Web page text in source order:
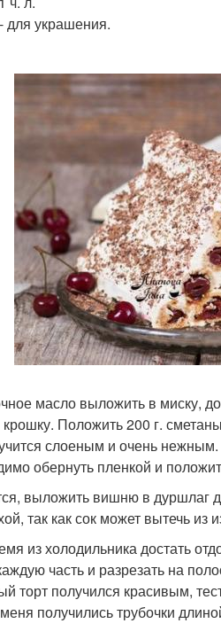
для украшения.
масло выложить в миску,
Положить 200 г.
слоеным и очень нежным.
обернуть пленкой и
выложить вишню в
так как сок может вытечь из
из холодильника достать
часть и разрезать на
торт получился красивым,
получились трубочки